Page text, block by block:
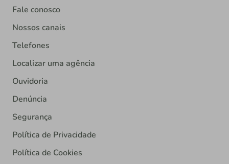
Fale conosco
Nossos canais
Telefones
Localizar uma agência
Ouvidoria
Denúncia
Segurança
Política de Privacidade
Política de Cookies